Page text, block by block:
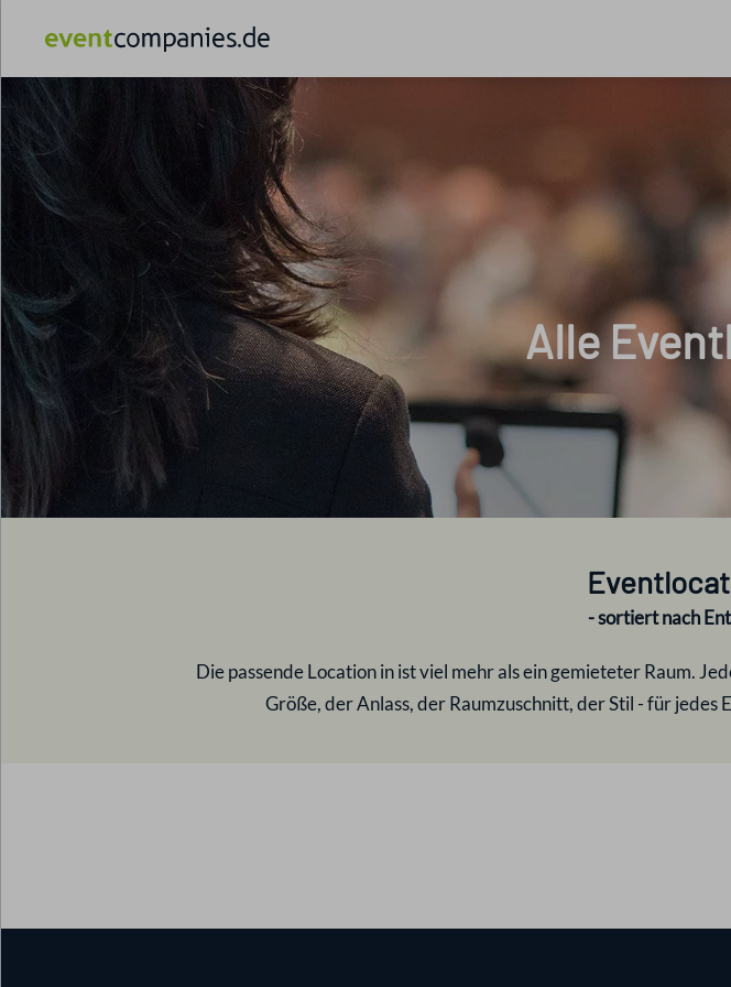
Alle
- sortiert nach
Die passende Location inist viel mehr als ein gemieteter Raum.
Größe, der Anlass, der Raumzuschnitt, der Stil - für